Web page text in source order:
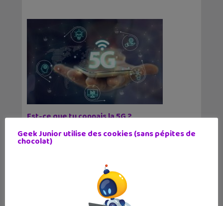
Est-ce que tu connais la 5G ?
Si les débats autour de la 5G sont aussi vifs,
c’est parce qu’ils touchent à des sujets
Geek Junior utilise des cookies (sans pépites de
chocolat)